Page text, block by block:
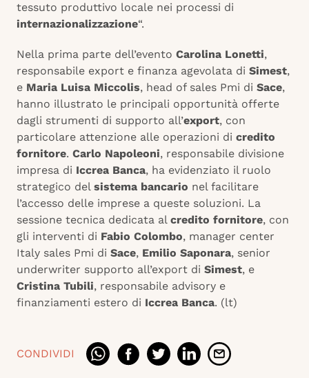
tessuto produttivo locale nei processi di
internazionalizzazione“.
Nella prima parte dell’evento Carolina Lonetti,
responsabile export e finanza agevolata di Simest,
e Maria Luisa Miccolis, head of sales Pmi di Sace,
hanno illustrato le principali opportunità offerte
dagli strumenti di supporto all’export, con
particolare attenzione alle operazioni di credito
fornitore. Carlo Napoleoni, responsabile divisione
impresa di Iccrea Banca, ha evidenziato il ruolo
strategico del sistema bancario nel facilitare
l’accesso delle imprese a queste soluzioni. La
sessione tecnica dedicata al credito fornitore, con
gli interventi di Fabio Colombo, manager center
Italy sales Pmi di Sace, Emilio Saponara, senior
underwriter supporto all’export di Simest, e
Cristina Tubili, responsabile advisory e
finanziamenti estero di Iccrea Banca. (lt)
CONDIVIDI